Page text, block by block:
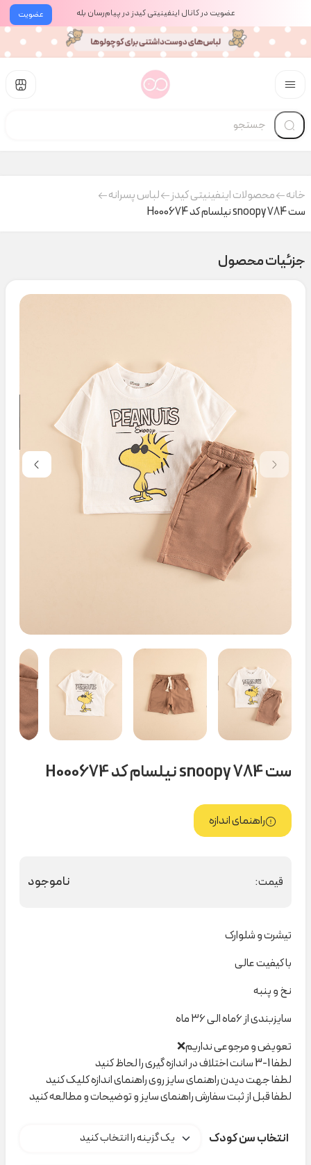
عضویت عضویت در کانال اینفینیتی کیدز در پیام‌رسان بله
خانه محصولات اینفینیتی کیدز
لباس پسرانه
ست snoopy 784 نیلسام کد H000674
جزئیات محصول
ست snoopy 784 نیلسام کد H000674
راهنمای اندازه
قیمت: ناموجود
تیشرت و شلوارک
با کیفیت عالی
نخ و پنبه
سایزبندی از ۶ماه الی ۳۶ ماه
تعویض و مرجوعی نداریم❌
لطفا 1-3 سانت اختلاف در اندازه گیری را لحاظ کنید
لطفا جهت دیدن راهنمای سایز روی راهنمای اندازه کلیک کنید
لطفا قبل از ثبت سفارش راهنمای سایز و توضیحات و مطالعه کنید
انتخاب سن کودک